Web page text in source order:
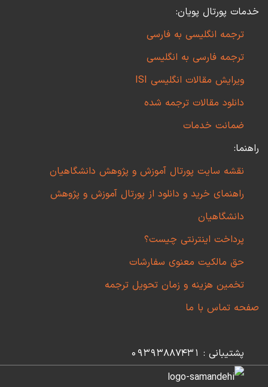
خدمات پورتال پویان:
ترجمه انگلیسی به فارسی
ترجمه فارسی به انگلیسی
ویرایش مقالات انگلیسی ISI
دانلود مقالات ترجمه شده
ضمانت خدمات
راهنما:
نقشه سایت پورتال آموزش و پژوهش دانشگاهیان
راهنمای خرید و دانلود از پورتال آموزش و پژوهش
دانشگاهیان
پرداخت اینترنتی چیست؟
حق مالکیت معنوی سفارشات
تخمین هزینه و زمان تحویل ترجمه
صفحه تماس با ما
پشتیبانی : 09393887431